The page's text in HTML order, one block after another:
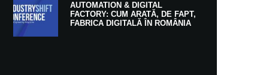
AUTOMATION & DIGITAL
FACTORY: CUM ARATĂ, DE FAPT,
FABRICA DIGITALĂ ÎN ROMÂNIA